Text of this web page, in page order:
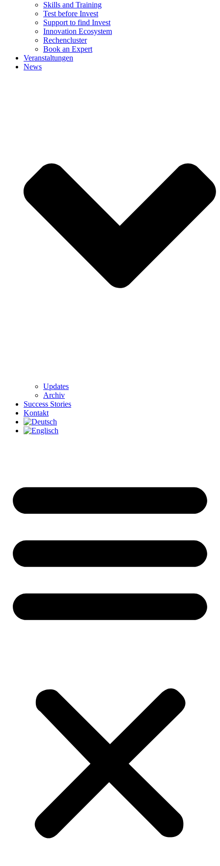
Skills and Training
Test before Invest
Support to find Invest
Innovation Ecosystem
Rechencluster​
Book an Expert
Veranstaltungen
News
Updates
Archiv
Success Stories
Kontakt